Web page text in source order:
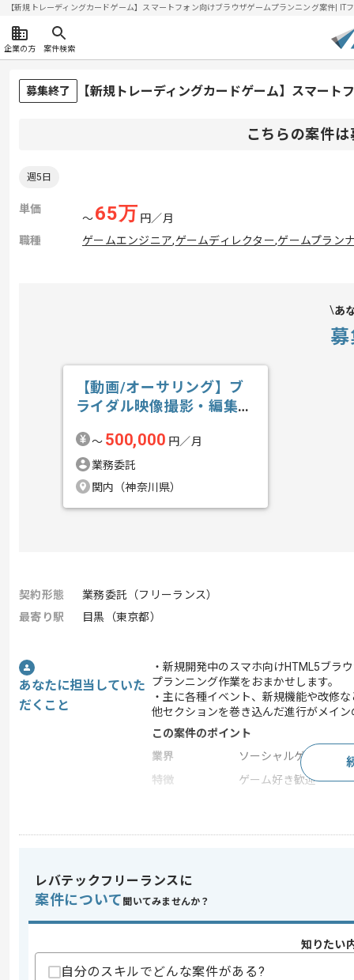
【新規トレーディングカードゲーム】スマートフォン向けブラウザゲームプランニング案件|
企業の方 案件検索
募集終了 【新規トレーディングカードゲーム】スマー
こちらの案件
週5日
単価
〜65万 円／月
職種
ゲームエンジニア,ゲームディレクター,ゲームプラン
あ
【動画/オーサリング】ブ
ライダル映像撮影・編集の
〜 500,000 円／月
業務委託
関内（神奈川県）
契約形態
業務委託（フリーランス）
最寄り駅
目黒（東京都）
あなたに担当していた
だくこと
・新規開発中のスマホ向けHTML5ブラ
プランニング作業をおまかせします。
・主に各種イベント、新規機能や改修
他セクションを巻き込んだ進行がメイン
この案件のポイント
業界
ソーシャルゲーム
特徴
ゲーム好き歓迎
・ゲーム開発における仕様書作成実務経
歓迎スキル
・KPI分析の実務経験
・ゲームの立ち上げ、運営中の再開発
・セクションリーダー等のリーダー経験
レバテックフリーランスに
案件について 聞いてみませんか？
知りたい
自分のスキルでどんな案件がある?